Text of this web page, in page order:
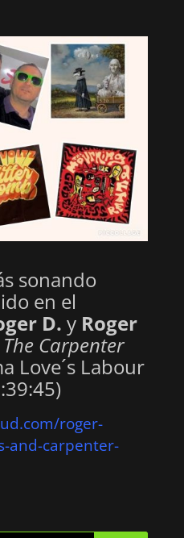
sonando
en el
D. y Roger
Carpenter
Love´s Labour
roger-
and-carpenter-